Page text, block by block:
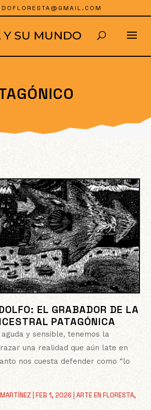
EL GRABADOR DE LA
PATAGÓNICA
|FEB 1, 2026 |ARTE EN FLORESTA,
y sensible, tenemos la
una realidad que aún late en
nos cuesta defender como “lo